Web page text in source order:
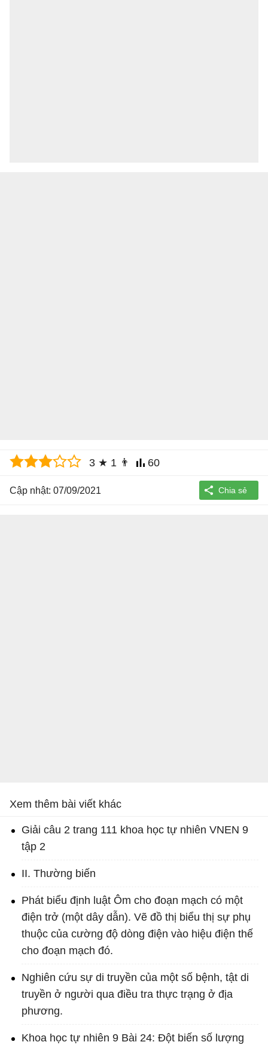
3 ★ 1 👨 60
Cập nhật: 07/09/2021
Xem thêm bài viết khác
Giải câu 2 trang 111 khoa học tự nhiên VNEN 9
tập 2
II. Thường biến
Phát biểu định luật Ôm cho đoạn mạch có một
điện trở (một dây dẫn). Vẽ đồ thị biểu thị sự phụ
thuộc của cường độ dòng điện vào hiệu điện thế
cho đoạn mạch đó.
Nghiên cứu sự di truyền của một số bệnh, tật di
truyền ở người qua điều tra thực trạng ở địa
phương.
Khoa học tự nhiên 9 Bài 24: Đột biến số lượng